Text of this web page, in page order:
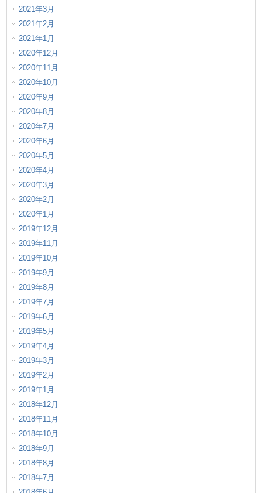
2021年3月
2021年2月
2021年1月
2020年12月
2020年11月
2020年10月
2020年9月
2020年8月
2020年7月
2020年6月
2020年5月
2020年4月
2020年3月
2020年2月
2020年1月
2019年12月
2019年11月
2019年10月
2019年9月
2019年8月
2019年7月
2019年6月
2019年5月
2019年4月
2019年3月
2019年2月
2019年1月
2018年12月
2018年11月
2018年10月
2018年9月
2018年8月
2018年7月